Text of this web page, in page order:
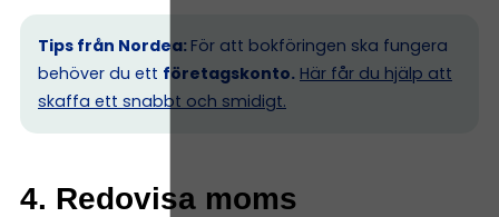
Tips från Nordea: För att bokföringen ska fungera
behöver du ett företagskonto. Här får du hjälp att
skaffa ett snabbt och smidigt.
4. Redovisa moms